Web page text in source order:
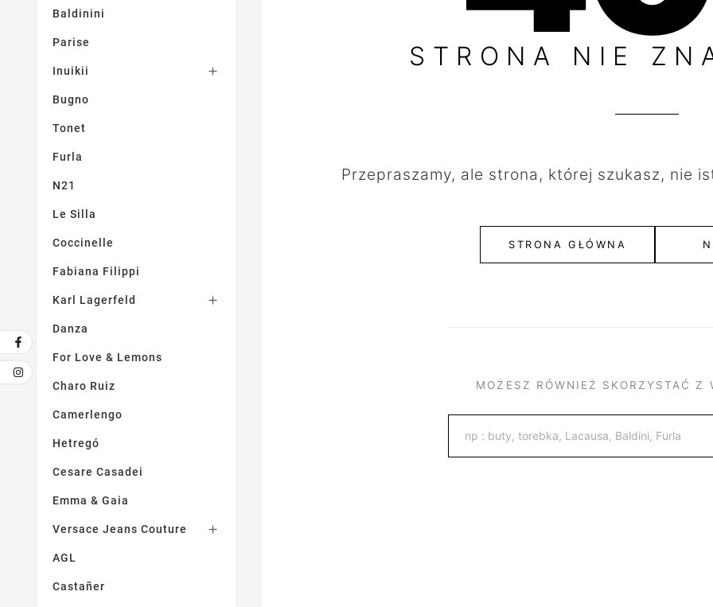
Baldinini
Parise
Inuikii 
Bugno
Tonet
Furla
N21
Le Silla
Coccinelle
Fabiana Filippi
Karl Lagerfeld 
Danza
For Love & Lemons
Charo Ruiz
Camerlengo
Hetregó
Cesare Casadei
Emma & Gaia
Versace Jeans Couture 
AGL
Castañer
STRONA NIE
Przepraszamy, ale strona, której szukasz, nie
STRONA GŁÓWNA
MOŻESZ RÓWNIEŻ SKORZYSTAĆ Z